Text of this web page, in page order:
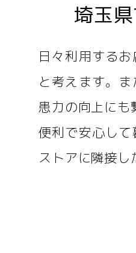
埼玉
日々利用する
と考えます。
患力の向上にも
便利で安心し
ストアに隣接し